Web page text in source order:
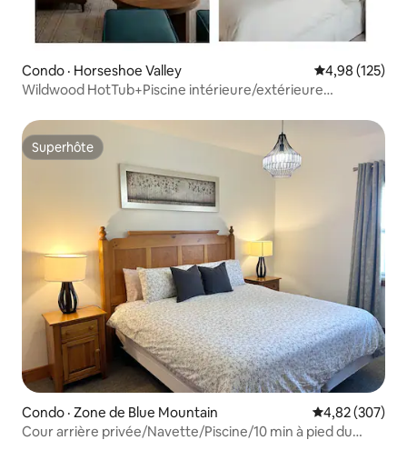
Condo · Horseshoe Valley Note
4,98 (125)
Wildwood HotTub+Piscine intérieure/extérieure
Superhôte
Superhôte
Condo · Zone de Blue Mountain Note
4,82 (307)
Cour arrière privée/Navette/Piscine/10 min à pied du